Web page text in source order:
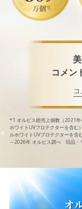
コメン
*1 オルビス総売上個数（2021
ホワイトUVプロテクターを含む）
ルホワイトUVプロテクターを含む
～2026年 オルビス調べ 旧品・